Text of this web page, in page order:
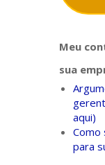
Meu
sua
aqui)
Como
para